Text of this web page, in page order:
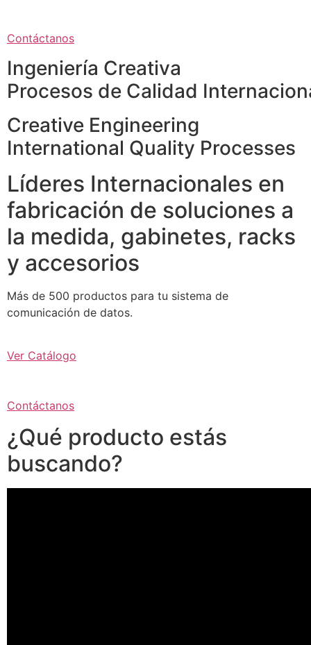
Contáctanos
Ingeniería Creativa
Procesos de Calidad
Creative Engineering
International Quality Processes
Líderes Internacionales en
fabricación de soluciones a
la medida, gabinetes, racks
y accesorios
Más de 500 productos para tu sistema de
comunicación de datos.
Ver Catálogo
Contáctanos
¿Qué producto estás
buscando?